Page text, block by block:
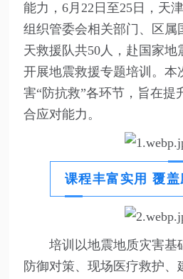
能力，6月22日至25日，天
组织管委会相关部门、区属
天救援队共50人，赴国家
开展地震救援专题培训。本
害“防抗救”各环节，旨在提
合应对能力。
课程丰富实用 覆
培训以地震地质灾害基
防御对策、现场医疗救护、